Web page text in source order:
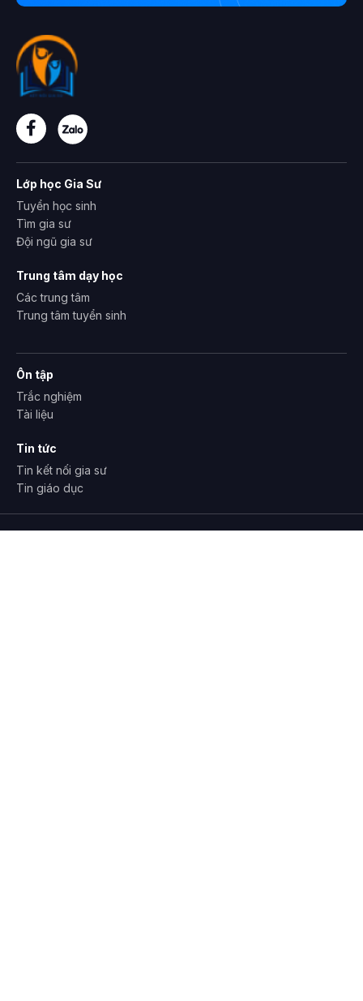
Lớp học Gia Sư
Tuyển học sinh
Tìm gia sư
Đội ngũ gia sư
Trung tâm dạy học
Các trung tâm
Trung tâm tuyển sinh
Ôn tập
Trắc nghiệm
Tài liệu
Tin tức
Tin kết nối gia sư
Tin giáo dục